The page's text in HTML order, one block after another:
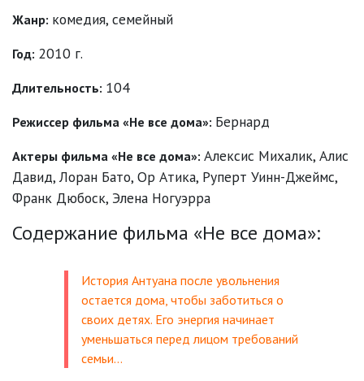
Жанр: комедия, семейный
Год: 2010 г.
Длительность: 104
Режиссер фильма «Не все дома»: Бернард
Актеры фильма «Не все дома»: Алексис Михалик, Алис
Давид, Лоран Бато, Ор Атика, Руперт Уинн-Джеймс,
Франк Дюбоск, Элена Ногуэрра
Содержание фильма «Не все дома»:
История Антуана после увольнения
остается дома, чтобы заботиться о
своих детях. Его энергия начинает
уменьшаться перед лицом требований
семьи…